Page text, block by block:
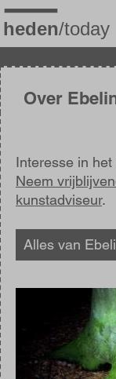
Overslaan
en
naar
inhoud
gaanOver
Interesse in
Neem
kunstadviseur.
Alles van